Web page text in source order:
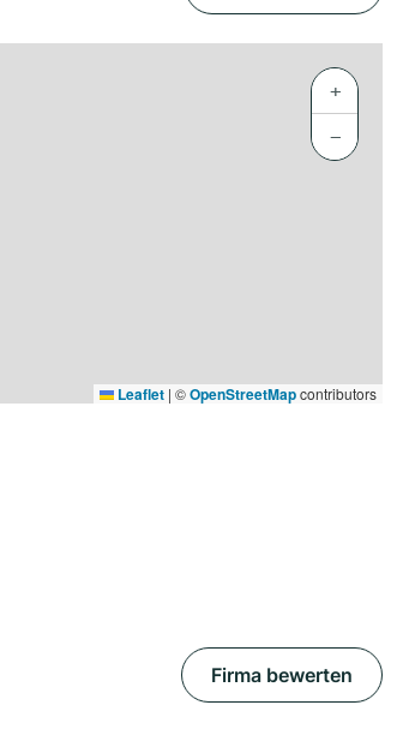
+
−
Leaflet | ©OpenStreetMapcontributors
Firma bewerten